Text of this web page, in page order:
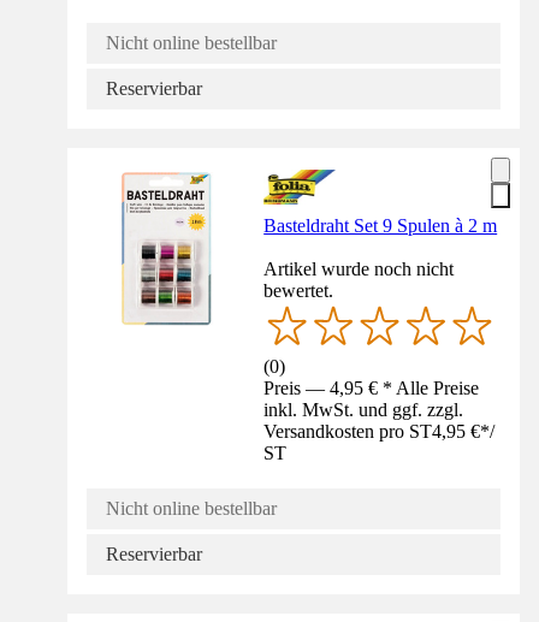
Nicht online bestellbar
Reservierbar
Basteldraht Set 9 Spulen à 2 m
Artikel wurde noch nicht
bewertet.
(0)
Preis — 4,95 € * Alle Preise
inkl. MwSt. und ggf. zzgl.
Versandkosten pro ST4,95 €*/
ST
Nicht online bestellbar
Reservierbar